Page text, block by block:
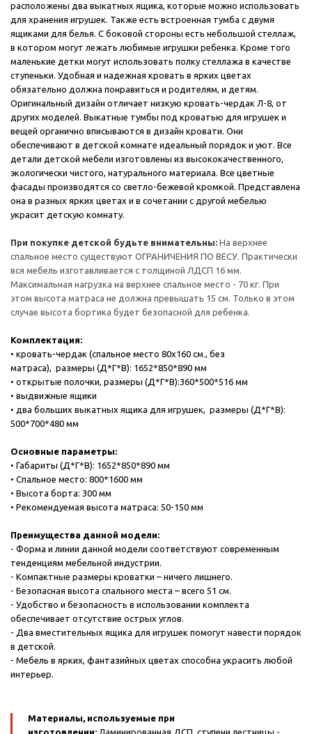
расположены два выкатных ящика, которые можно использовать
для хранения игрушек. Также есть встроенная тумба с двумя
ящиками для белья. С боковой стороны есть небольшой стеллаж,
в котором могут лежать любимые игрушки ребенка. Кроме того
маленькие детки могут использовать полку стеллажа в качестве
ступеньки. Удобная и надежная кровать в ярких цветах
обязательно должна понравиться и родителям, и детям.
Оригинальный дизайн отличает низкую кровать-чердак Л-8, от
других моделей. Выкатные тумбы под кроватью для игрушек и
вещей органично вписываются в дизайн кровати. Они
обеспечивают в детской комнате идеальный порядок и уют. Все
детали детской мебели изготовлены из высококачественного,
экологически чистого, натурального материала. Все цветные
фасады производятся со светло-бежевой кромкой. Представлена
она в разных ярких цветах и в сочетании с другой мебелью
украсит детскую комнату.
При покупке детской будьте внимательны: На верхнее
спальное место существуют ОГРАНИЧЕНИЯ ПО ВЕСУ. Практически
вся мебель изготавливается с толщиной ЛДСП 16 мм.
Максимальная нагрузка на верхнее спальное место - 70 кг. При
этом высота матраса не должна превышать 15 см. Только в этом
случае высота бортика будет безопасной для ребенка.
Комплектация:
• кровать-чердак (спальное место 80х160 см., без
матраса), размеры (Д*Г*В): 1652*850*890 мм
• открытые полочки, размеры (Д*Г*В):360*500*516 мм
• выдвижные ящики
• два больших выкатных ящика для игрушек, размеры (Д*Г*В):
500*700*480 мм
Основные параметры:
• Габариты (Д*Г*В): 1652*850*890 мм
• Спальное место: 800*1600 мм
• Высота борта: 300 мм
• Рекомендуемая высота матраса: 50-150 мм
Преимущества данной модели:
- Форма и линии данной модели соответствуют современным
тенденциям мебельной индустрии.
- Компактные размеры кроватки – ничего лишнего.
- Безопасная высота спального места – всего 51 см.
- Удобство и безопасность в использовании комплекта
обеспечивает отсутствие острых углов.
- Два вместительных ящика для игрушек помогут навести порядок
в детской.
- Мебель в ярких, фантазийных цветах способна украсить любой
интерьер.
Материалы, используемые при
изготовлении: Ламинированная ДСП, ступени лестницы -